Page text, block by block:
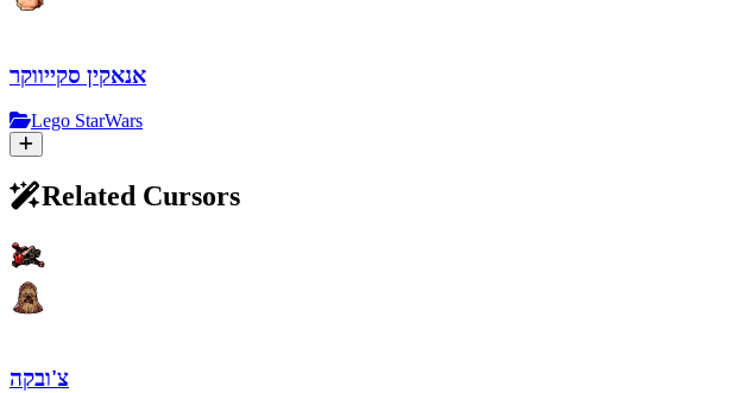
אנאקין סקייווקר
Lego StarWars
Related Cursors
צ'ובקה